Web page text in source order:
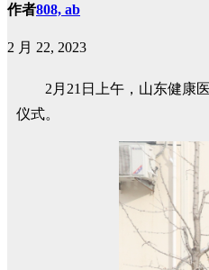
作者808, ab
2 月 22, 2023
2月21日上午，山东健康
仪式。